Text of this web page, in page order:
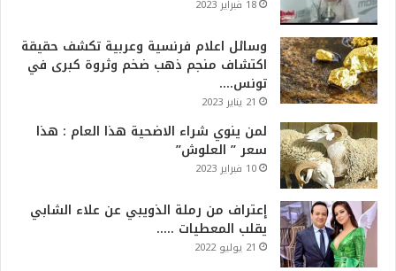
18 فبراير 2023
وسائل اعلام فرنسية وعربية تكشف حقيقة
اكتشاف منجم ذهب ضخم وثروة كبرى في
تونس….
21 يناير 2023
لمن ينوي شراء الاضحية هذا العام : هذا
سعر ” العلوش”
10 فبراير 2023
إعتراف من رملة الذويبي عن علاء الشابي
يقلب المعطيات …..
21 يوليو 2022